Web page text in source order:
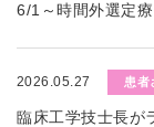
6/1～時間外選定
2026.05.27 患者
臨床工学技士長が